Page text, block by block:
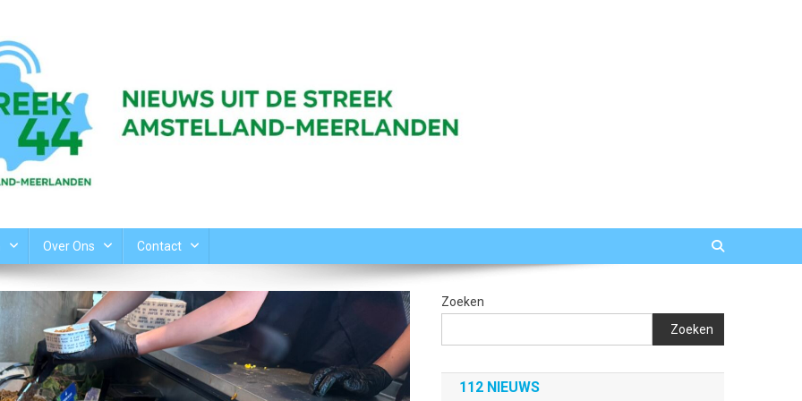
Over Ons Contact
Zoeken
Zoeken
112 NIEUWS